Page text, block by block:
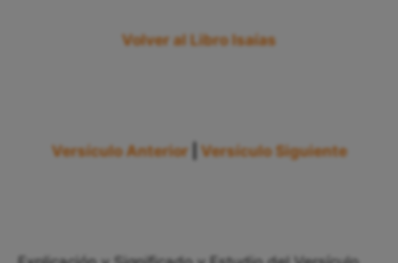
Volver al Libro Isaías
Versículo Anterior Versículo Siguiente